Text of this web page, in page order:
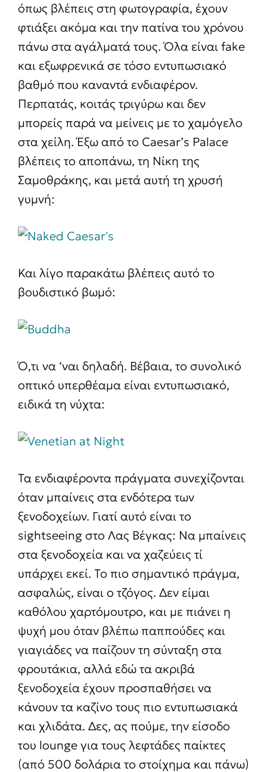
όπως βλέπεις στη φωτογραφία, έχουν
φτιάξει ακόμα και την πατίνα του χρόνου
πάνω στα αγάλματά τους. Όλα είναι fake
και εξωφρενικά σε τόσο εντυπωσιακό
βαθμό που καναντά ενδιαφέρον.
Περπατάς, κοιτάς τριγύρω και δεν
μπορείς παρά να μείνεις με το χαμόγελο
στα χείλη. Έξω από το Caesar’s Palace
βλέπεις το αποπάνω, τη Νίκη της
Σαμοθράκης, και μετά αυτή τη χρυσή
γυμνή:
Και λίγο παρακάτω βλέπεις αυτό το
βουδιστικό βωμό:
Ό,τι να ‘ναι δηλαδή. Βέβαια, το συνολικό
οπτικό υπερθέαμα είναι εντυπωσιακό,
ειδικά τη νύχτα:
Τα ενδιαφέροντα πράγματα συνεχίζονται
όταν μπαίνεις στα ενδότερα των
ξενοδοχείων. Γιατί αυτό είναι το
sightseeing στο Λας Βέγκας: Να μπαίνεις
στα ξενοδοχεία και να χαζεύεις τί
υπάρχει εκεί. Το πιο σημαντικό πράγμα,
ασφαλώς, είναι ο τζόγος. Δεν είμαι
καθόλου χαρτόμουτρο, και με πιάνει η
ψυχή μου όταν βλέπω παππούδες και
γιαγιάδες να παίζουν τη σύνταξη στα
φρουτάκια, αλλά εδώ τα ακριβά
ξενοδοχεία έχουν προσπαθήσει να
κάνουν τα καζίνο τους πιο εντυπωσιακά
και χλιδάτα. Δες, ας πούμε, την είσοδο
του lounge για τους λεφτάδες παίκτες
(από 500 δολάρια το στοίχημα και πάνω)